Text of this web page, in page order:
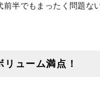
半でもまったく問題な
ューム満点！